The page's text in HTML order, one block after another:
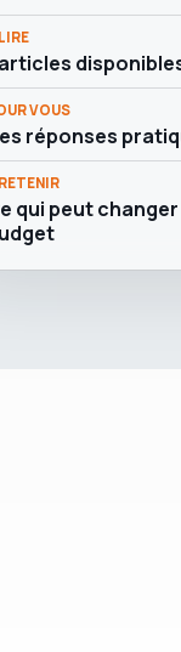
VOUS
réponses
qui peut